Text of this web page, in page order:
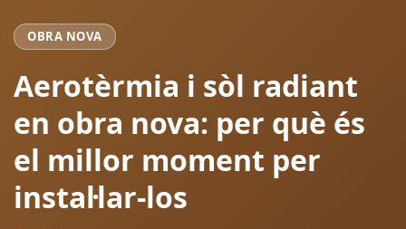
OBRA NOVA
Aerotèrmia i sòl radiant
en obra nova: per què és
el millor moment per
instal·lar-los